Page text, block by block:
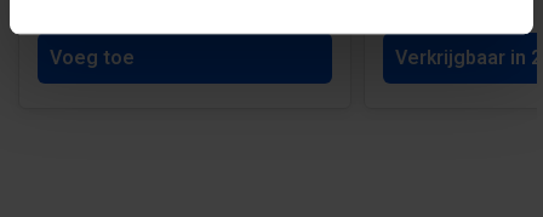
Voeg toe Verkrijgbaar in